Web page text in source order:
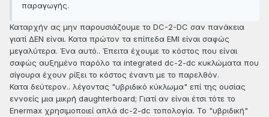
παραγωγής.
Καταρχήν ας μην παρουσιάζουμε το DC-2-DC σαν πανάκεια
γιατί ΔΕΝ είναι. Κατα πρώτον τα επίπεδα EMI είναι σαφώς
μεγαλύτερα. Ένα αυτό.. Έπειτα έχουμε το κόστος που είναι
σαφώς αυξημένο παρόλο τα integrated dc-2-dc κυκλώματα που
σίγουρα έχουν ρίξει το κόστος έναντι με το παρελθόν.
Κατα δεύτερον.. λέγοντας "υβριδικό κύκλωμα" επί της ουσίας
εννοείς μια μικρή daughterboard; Γιατί αν είναι έτσι τότε το
Enermax χρησιμοποιεί απλά dc-2-dc τοπολογία. Το "υβριδική"